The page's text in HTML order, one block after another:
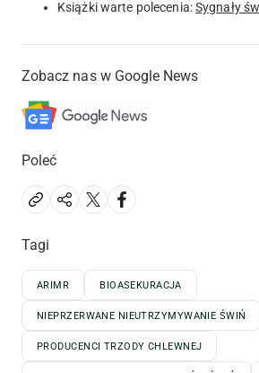
Książki warte polecenia:Sygnały
Zobacz nas w Google News
Poleć
Tagi
ARIMR BIOASEKURACJA
NIEPRZERWANE NIEUTRZYMYWANIE ŚWIŃ
PRODUCENCI TRZODY CHLEWNEJ